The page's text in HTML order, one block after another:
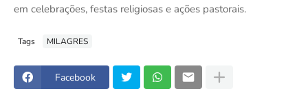
em celebrações, festas religiosas e ações pastorais.
Tags MILAGRES
Facebook